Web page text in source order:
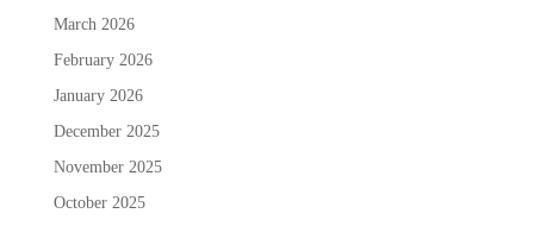
March 2026
February 2026
January 2026
December 2025
November 2025
October 2025